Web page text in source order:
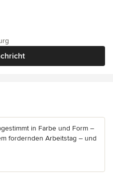
in Farbe und Form –
fordernden Arbeitstag – und